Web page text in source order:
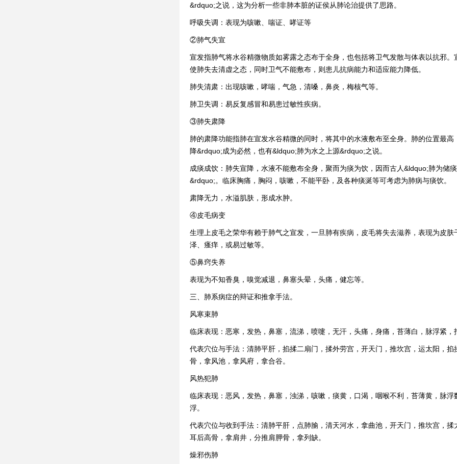
&rdquo;之说，这为分析一些非肺本脏的证侯从肺论治提供了思路。
呼吸失调：表现为咳嗽、喘证、哮证等
②肺气失宣
宣发指肺气将水谷精微物质如雾露之态布于全身，也包括将卫气发散与体表以抗邪。
使肺失去清虚之态，同时卫气不能敷布，则患儿抗病能力和适应能力降低。
肺失清肃：出现咳嗽，哮喘，气急，清嗓，鼻炎，梅核气等。
肺卫失调：易反复感冒和易患过敏性疾病。
③肺失肃降
肺的肃降功能指肺在宣发水谷精微的同时，将其中的水液敷布至全身。肺的位置最高
降&rdquo;成为必然，也有&ldquo;肺为水之上源&rdquo;之说。
成痰成饮：肺失宣降，水液不能敷布全身，聚而为痰为饮，因而古人&ldquo;肺为储
&rdquo;。临床胸痛，胸闷，咳嗽，不能平卧，及各种痰涎等可考虑为肺病与痰饮。
肃降无力，水溢肌肤，形成水肿。
④皮毛病变
生理上皮毛之荣华有赖于肺气之宣发，一旦肺有疾病，皮毛将失去滋养，表现为皮肤
泽、瘙痒，或易过敏等。
⑤鼻窍失养
表现为不知香臭，嗅觉减退，鼻塞头晕，头痛，健忘等。
三、肺系病症的辩证和推拿手法。
风寒束肺
临床表现：恶寒，发热，鼻塞，流涕，喷嚏，无汗，头痛，身痛，苔薄白，脉浮紧，
代表穴位与手法：清肺平肝，掐揉二扇门，揉外劳宫，开天门，推坎宫，运太阳，掐
骨，拿风池，拿风府，拿合谷。
风热犯肺
临床表现：恶风，发热，鼻塞，浊涕，咳嗽，痰黄，口渴，咽喉不利，苔薄黄，脉浮
浮。
代表穴位与收到手法：清肺平肝，点肺腧，清天河水，拿曲池，开天门，推坎宫，揉
耳后高骨，拿肩井，分推肩胛骨，拿列缺。
燥邪伤肺